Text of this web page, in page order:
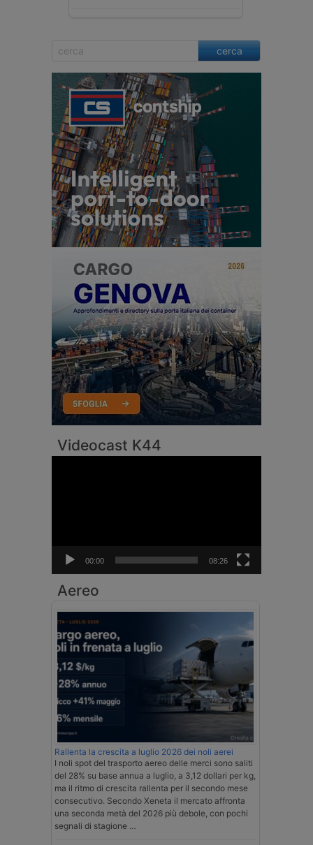
cerca
Videocast K44
00:00 08:26
Aereo
Rallenta la crescita a luglio 2026 dei noli aerei
I noli spot del trasporto aereo delle merci sono saliti
del 28% su base annua a luglio, a 3,12 dollari per kg,
ma il ritmo di crescita rallenta per il secondo mese
consecutivo. Secondo Xeneta il mercato affronta
una seconda metà del 2026 più debole, con pochi
segnali di stagione …